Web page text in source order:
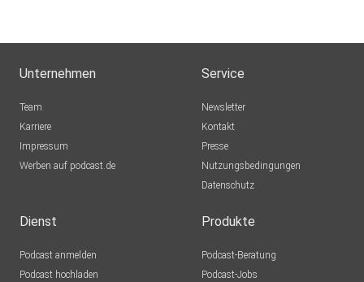
Unternehmen
Team
Karriere
Impressum
Werben auf podcast.de
Service
Newsletter
Kontakt
Presse
Nutzungsbedingungen
Datenschutz
Dienst
Podcast anmelden
Podcast hochladen
Produkte
Podcast-Beratung
Podcast-Jobs